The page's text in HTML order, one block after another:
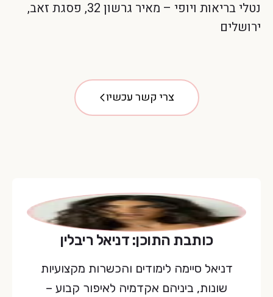
נטלי בריאות ויופי – מאיר גרשון 32, פסגת זאב,
ירושלים
צרי קשר עכשיו
כותבת התוכן: דניאל ריבלין
דניאל סיימה לימודים והכשרות מקצועיות
שונות, ביניהם אקדמיה לאיפור קבוע –